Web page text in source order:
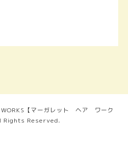
WORKS【マーガレット ヘア ワーク
Rights Reserved.